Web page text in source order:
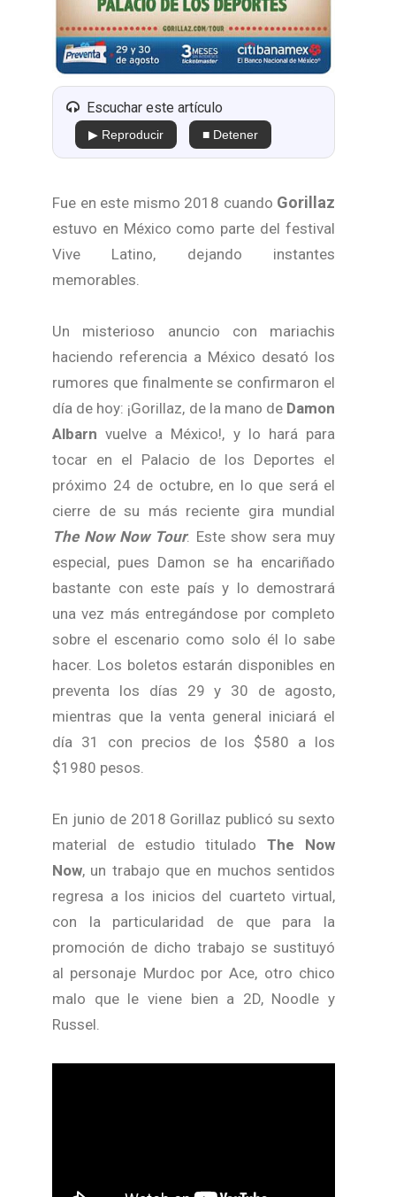
Escuchar este artículo
▶ Reproducir ■ Detener
Fue en este mismo 2018 cuando Gorillaz
estuvo en México como parte del festival
Vive Latino, dejando instantes
memorables.
Un misterioso anuncio con mariachis
haciendo referencia a México desató los
rumores que finalmente se confirmaron el
día de hoy: ¡Gorillaz, de la mano de Damon
Albarnvuelve a México!, y lo hará para
tocar en el Palacio de los Deportes el
próximo 24 de octubre, en lo que será el
cierre de su más reciente gira mundial
The Now Now Tour. Este show sera muy
especial, pues Damon se ha encariñado
bastante con este país y lo demostrará
una vez más entregándose por completo
sobre el escenario como solo él lo sabe
hacer. Los boletos estarán disponibles en
preventa los días 29 y 30 de agosto,
mientras que la venta general iniciará el
día 31 con precios de los $580 a los
$1980 pesos.
En junio de 2018 Gorillaz publicó su sexto
material de estudio tituladoThe Now
Now, un trabajo que en muchos sentidos
regresa a los inicios del cuarteto virtual,
con la particularidad de que para la
promoción de dicho trabajo se sustituyó
al personaje Murdoc por Ace, otro chico
malo que le viene bien a 2D, Noodle y
Russel.